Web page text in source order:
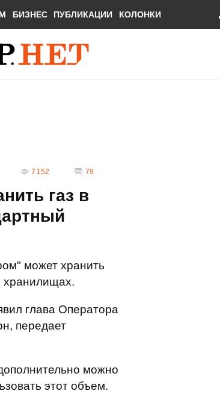
БИЗНЕС ПУБЛИКАЦИИ КОЛОНКИ
7 152 79
газ в
может хранить
хранилищах.
глава Оператора
передает
можно
этот объем.